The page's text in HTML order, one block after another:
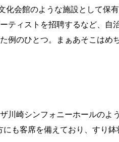
化会館のような施設として保
ティストを招聘するなど、
例のひとつ。まぁあそこはめ
川崎シンフォニーホールのよ
にも客席を備えており、すり